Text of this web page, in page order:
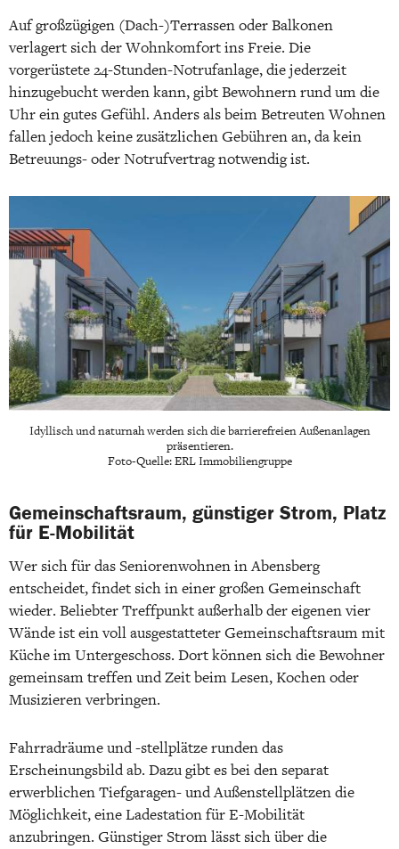
Auf großzügigen (Dach-)Terrassen oder Balkonen
verlagert sich der Wohnkomfort ins Freie. Die
vorgerüstete 24-Stunden-Notrufanlage, die jederzeit
hinzugebucht werden kann, gibt Bewohnern rund um die
Uhr ein gutes Gefühl. Anders als beim Betreuten Wohnen
fallen jedoch keine zusätzlichen Gebühren an, da kein
Betreuungs- oder Notrufvertrag notwendig ist.
Idyllisch und naturnah werden sich die barrierefreien Außenanlagen
präsentieren.
Foto-Quelle: ERL Immobiliengruppe
Gemeinschaftsraum, günstiger Strom, Platz
für E-Mobilität
Wer sich für das Seniorenwohnen in Abensberg
entscheidet, findet sich in einer großen Gemeinschaft
wieder. Beliebter Treffpunkt außerhalb der eigenen vier
Wände ist ein voll ausgestatteter Gemeinschaftsraum mit
Küche im Untergeschoss. Dort können sich die Bewohner
gemeinsam treffen und Zeit beim Lesen, Kochen oder
Musizieren verbringen.
Fahrradräume und -stellplätze runden das
Erscheinungsbild ab. Dazu gibt es bei den separat
erwerblichen Tiefgaragen- und Außenstellplätzen die
Möglichkeit, eine Ladestation für E-Mobilität
anzubringen. Günstiger Strom lässt sich über die